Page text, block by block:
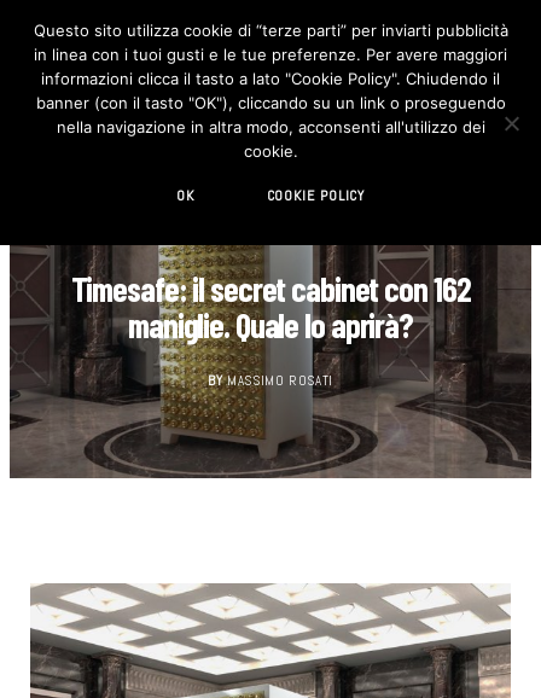
F
c
e
b
o
I
n
s
t
Timesafe: il secret cabinet con 162
maniglie. Quale lo aprirà?
BY MASSIMO ROSATI
Questo sito utilizza cookie di “terze parti” per inviarti pubblicità
in linea con i tuoi gusti e le tue preferenze. Per avere maggiori
informazioni clicca il tasto a lato "Cookie Policy". Chiudendo il
banner (con il tasto "OK"), cliccando su un link o proseguendo
nella navigazione in altra modo, acconsenti all'utilizzo dei
cookie.
OK COOKIE POLICY